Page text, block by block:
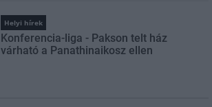
Helyi hírek
Konferencia-liga - Pakson telt ház
várható a Panathinaikosz ellen